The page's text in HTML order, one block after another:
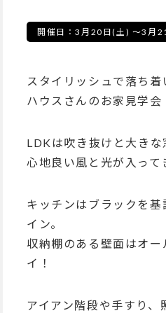
開催日：3月20日(土) ～3月
スタイリッシュで落ち
ハウスさんのお家見学会
LDKは吹き抜けと大きな
心地良い風と光が入って
キッチンはブラックを
イン。
収納棚のある壁面はオー
イ！
アイアン階段や手すり、